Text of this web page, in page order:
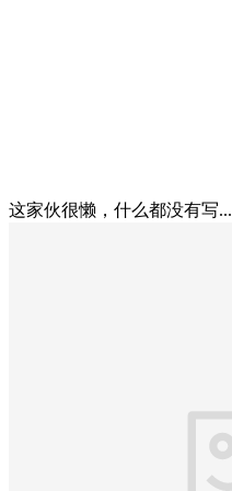
这家伙很懒，什么都没有写...